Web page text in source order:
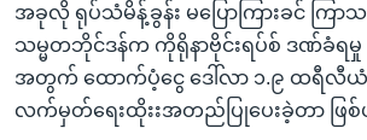
အခုလို ရုပ်သံမိန့်ခွန်း မပြောကြားခင် ကြာ
သမ္မတဘိုင်ဒန်က ကိုရိုနာဗိုင်းရပ်စ် ဒဏ်ခံရမှု လ
အတွက် ထောက်ပံ့ငွေ ဒေါ်လာ ၁.၉ ထရီလီယံ
လက်မှတ်ရေးထိုးးအတည်ပြုပေးခဲ့တာ ဖြစ်